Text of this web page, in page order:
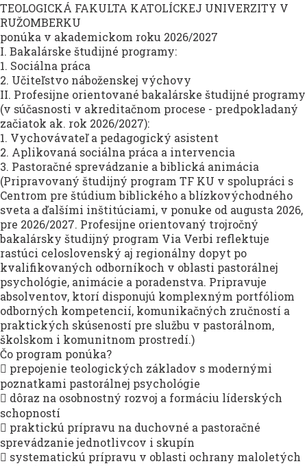
TEOLOGICKÁ FAKULTA KATOLÍCKEJ UNIVERZITY V
RUŽOMBERKU
ponúka v akademickom roku 2026/2027
I. Bakalárske študijné programy:
1. Sociálna práca
2. Učiteľstvo náboženskej výchovy
II. Profesijne orientované bakalárske študijné programy
(v súčasnosti v akreditačnom procese - predpokladaný
začiatok ak. rok 2026/2027):
1. Vychovávateľ a pedagogický asistent
2. Aplikovaná sociálna práca a intervencia
3. Pastoračné sprevádzanie a biblická animácia
(Pripravovaný študijný program TF KU v spolupráci s
Centrom pre štúdium biblického a blízkovýchodného
sveta a ďalšími inštitúciami, v ponuke od augusta 2026,
pre 2026/2027. Profesijne orientovaný trojročný
bakalársky študijný program Via Verbi reflektuje
rastúci celoslovenský aj regionálny dopyt po
kvalifikovaných odborníkoch v oblasti pastorálnej
psychológie, animácie a poradenstva. Pripravuje
absolventov, ktorí disponujú komplexným portfóliom
odborných kompetencií, komunikačných zručností a
praktických skúseností pre službu v pastorálnom,
školskom i komunitnom prostredí.)
Čo program ponúka?
 prepojenie teologických základov s modernými
poznatkami pastorálnej psychológie
 dôraz na osobnostný rozvoj a formáciu líderských
schopností
 praktickú prípravu na duchovné a pastoračné
sprevádzanie jednotlivcov i skupín
 systematickú prípravu v oblasti ochrany maloletých